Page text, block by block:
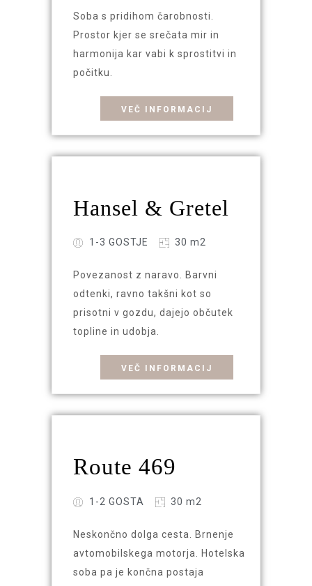
Soba s pridihom čarobnosti.
Prostor kjer se srečata mir in
harmonija kar vabi k sprostitvi in
počitku.
VEČ INFORMACIJ
Hansel & Gretel
1-3 GOSTJE 30 m2
Povezanost z naravo. Barvni
odtenki, ravno takšni kot so
prisotni v gozdu, dajejo občutek
topline in udobja.
VEČ INFORMACIJ
Route 469
1-2 GOSTA 30 m2
Neskončno dolga cesta. Brnenje
avtomobilskega motorja. Hotelska
soba pa je končna postaja